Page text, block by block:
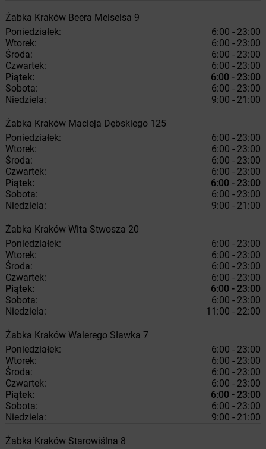
Żabka Kraków Beera Meiselsa 9
Poniedziałek:
6:00 - 23:00
Wtorek:
6:00 - 23:00
Środa:
6:00 - 23:00
Czwartek:
6:00 - 23:00
Piątek:
6:00 - 23:00
Sobota:
6:00 - 23:00
Niedziela:
9:00 - 21:00
Żabka Kraków Macieja Dębskiego 125
Poniedziałek:
6:00 - 23:00
Wtorek:
6:00 - 23:00
Środa:
6:00 - 23:00
Czwartek:
6:00 - 23:00
Piątek:
6:00 - 23:00
Sobota:
6:00 - 23:00
Niedziela:
9:00 - 21:00
Żabka Kraków Wita Stwosza 20
Poniedziałek:
6:00 - 23:00
Wtorek:
6:00 - 23:00
Środa:
6:00 - 23:00
Czwartek:
6:00 - 23:00
Piątek:
6:00 - 23:00
Sobota:
6:00 - 23:00
Niedziela:
11:00 - 22:00
Żabka Kraków Walerego Sławka 7
Poniedziałek:
6:00 - 23:00
Wtorek:
6:00 - 23:00
Środa:
6:00 - 23:00
Czwartek:
6:00 - 23:00
Piątek:
6:00 - 23:00
Sobota:
6:00 - 23:00
Niedziela:
9:00 - 21:00
Żabka Kraków Starowiślna 8